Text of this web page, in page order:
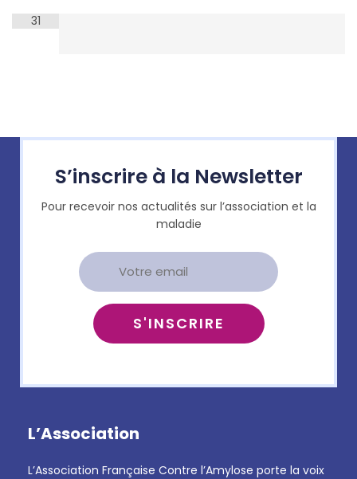
31
S’inscrire à la Newsletter
Pour recevoir nos actualités sur l’association et la
maladie
L’Association
L’Association Française Contre l’Amylose porte la voix